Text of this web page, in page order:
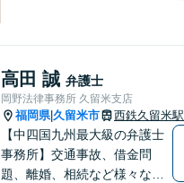
す法人・個人の方々には、経
営課題の解決に向けた最適な
法的サポートを提供し、安定
した経営基盤の構築をお手伝
いいたします。
高田 誠 弁護士
岡野法律事務所 久留米支店
福岡県|久留米市 西鉄久留米駅
【中四国九州最大級の弁護士
事務所】交通事故、借金問
題、離婚、相続など様々な問